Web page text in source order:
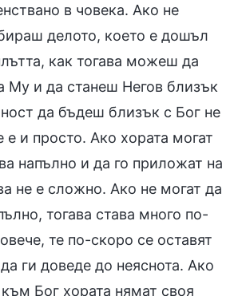
в човека. Ако не
делото, което е дошъл
как тогава можеш да
Му и да станеш Негов близък
да бъдеш близък с Бог не
е и просто. Ако хората могат
напълно и да го приложат на
не е сложно. Ако не могат да
тогава става много по-
те по-скоро се оставят
ги доведе до неяснота. Ако
Бог хората нямат своя